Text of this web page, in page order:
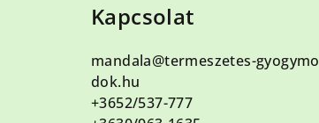
Kapcsolat
mandala@termeszetes-gyogymo
dok.hu
+3652/537-777